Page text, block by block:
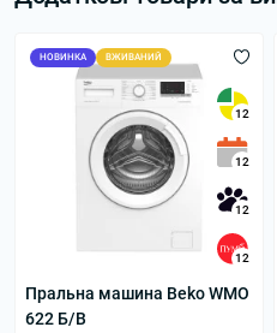
НОВИНКА ВЖИВАНИЙ
12
12
12
12
Пральна машина Beko WMO
622 Б/В